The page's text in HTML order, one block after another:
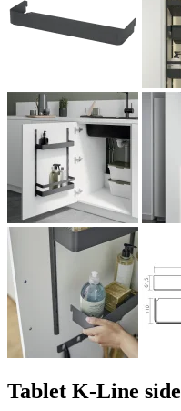
Tablet K-Line side